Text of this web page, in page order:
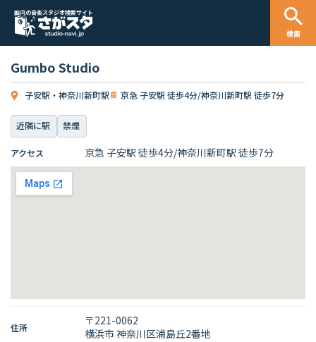
国内の音楽スタジオ検索サイト
検索
Gumbo Studio
子安駅・神奈川新町駅 京急 子安駅 徒歩4分/神奈川新町駅 徒歩7分
近隣に駅 禁煙
アクセス 京急 子安駅 徒歩4分/神奈川新町駅 徒歩7分
住所
〒221-0062
横浜市 神奈川区浦島丘2番地